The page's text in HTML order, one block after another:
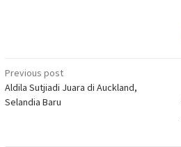
Post
navigation
Previous post
Aldila Sutjiadi Juara di Auckland,
Selandia Baru